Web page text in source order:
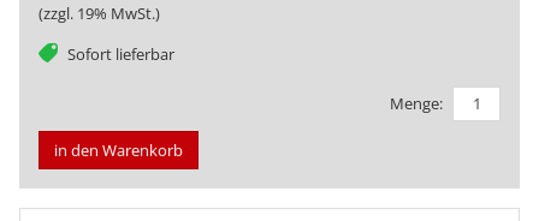
(zzgl. 19% MwSt.)
Sofort lieferbar
tag
Menge:
in den Warenkorb